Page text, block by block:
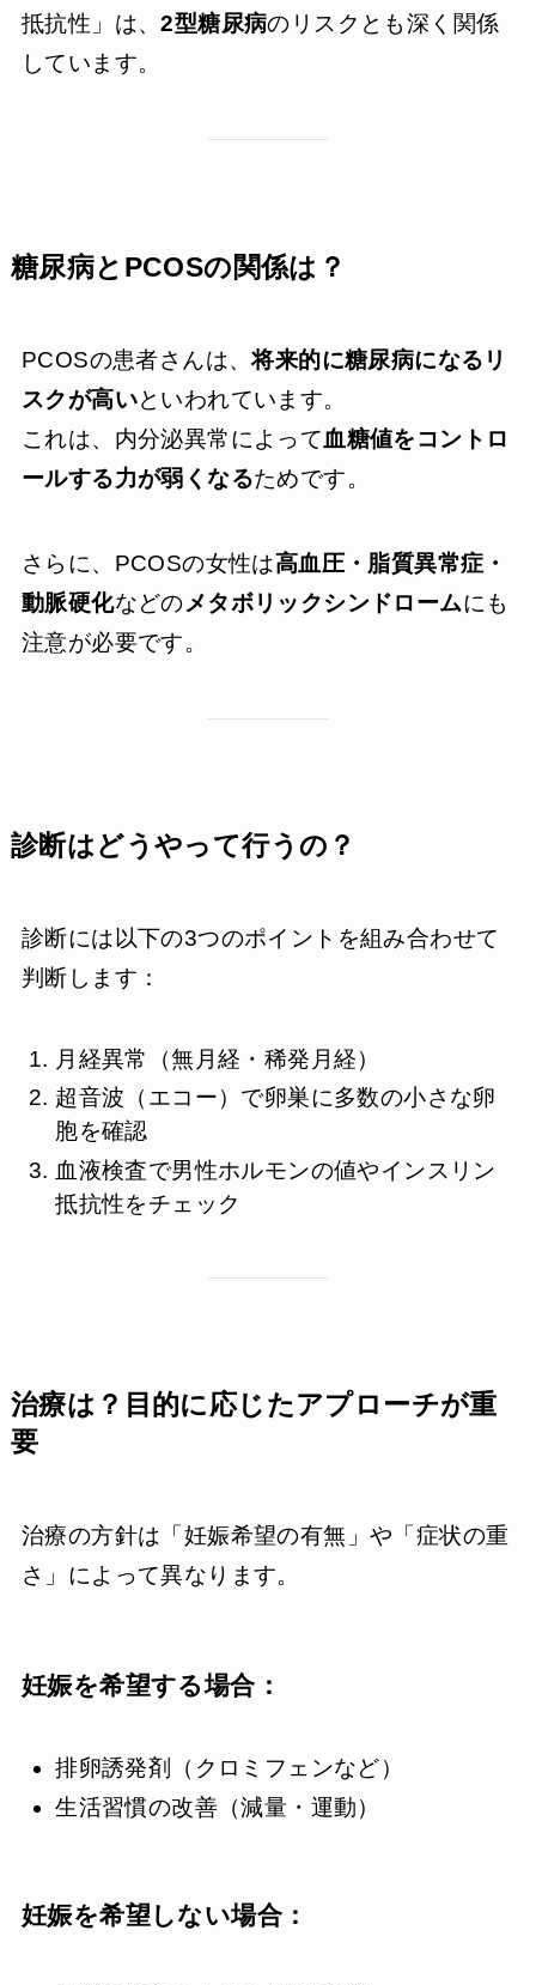
抵抗性」は、2型糖尿病のリスクとも深く関係
しています。
糖尿病とPCOSの関係は？
PCOSの患者さんは、将来的に糖尿病になるリ
スクが高いといわれています。
これは、内分泌異常によって血糖値をコントロ
ールする力が弱くなるためです。
さらに、PCOSの女性は高血圧・脂質異常症・
動脈硬化などのメタボリックシンドロームにも
注意が必要です。
診断はどうやって行うの？
診断には以下の3つのポイントを組み合わせて
判断します：
月経異常（無月経・稀発月経）
超音波（エコー）で卵巣に多数の小さな卵
胞を確認
血液検査で男性ホルモンの値やインスリン
抵抗性をチェック
治療は？目的に応じたアプローチが重
要
治療の方針は「妊娠希望の有無」や「症状の重
さ」によって異なります。
妊娠を希望する場合：
排卵誘発剤（クロミフェンなど）
生活習慣の改善（減量・運動）
妊娠を希望しない場合：